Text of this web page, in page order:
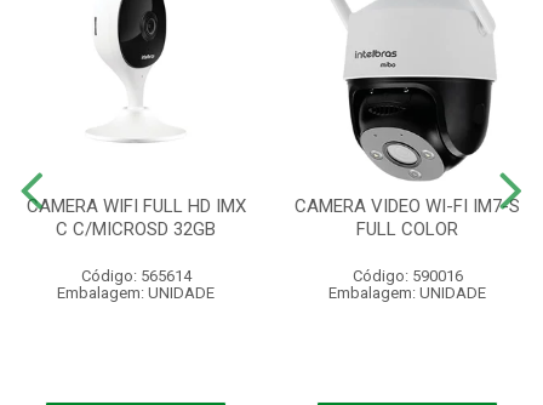
CAMERA WIFI FULL HD IMX
C C/MICROSD 32GB
Código: 565614
Embalagem: UNIDADE
CAMERA VIDEO WI-FI IM7-S
FULL COLOR
Código: 590016
Embalagem: UNIDADE